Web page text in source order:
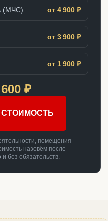
(МЧС) от 4 900 ₽
от 3 900 ₽
от 1 900 ₽
₽
помещения
назовём после
без обязательств.